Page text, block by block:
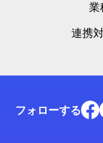
フォローする